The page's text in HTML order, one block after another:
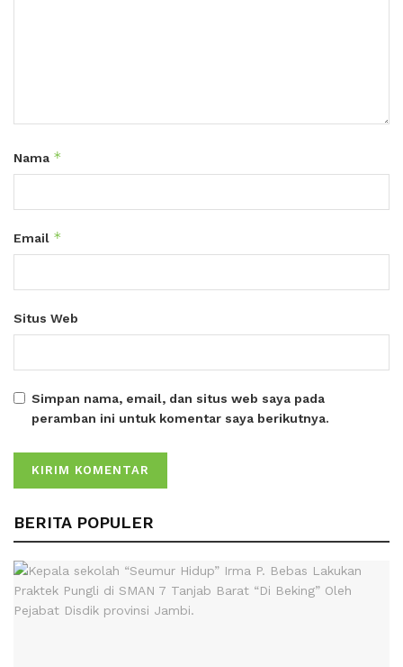
Nama *
Email *
Situs Web
Simpan nama, email, dan situs web saya pada
peramban ini untuk komentar saya berikutnya.
BERITA POPULER